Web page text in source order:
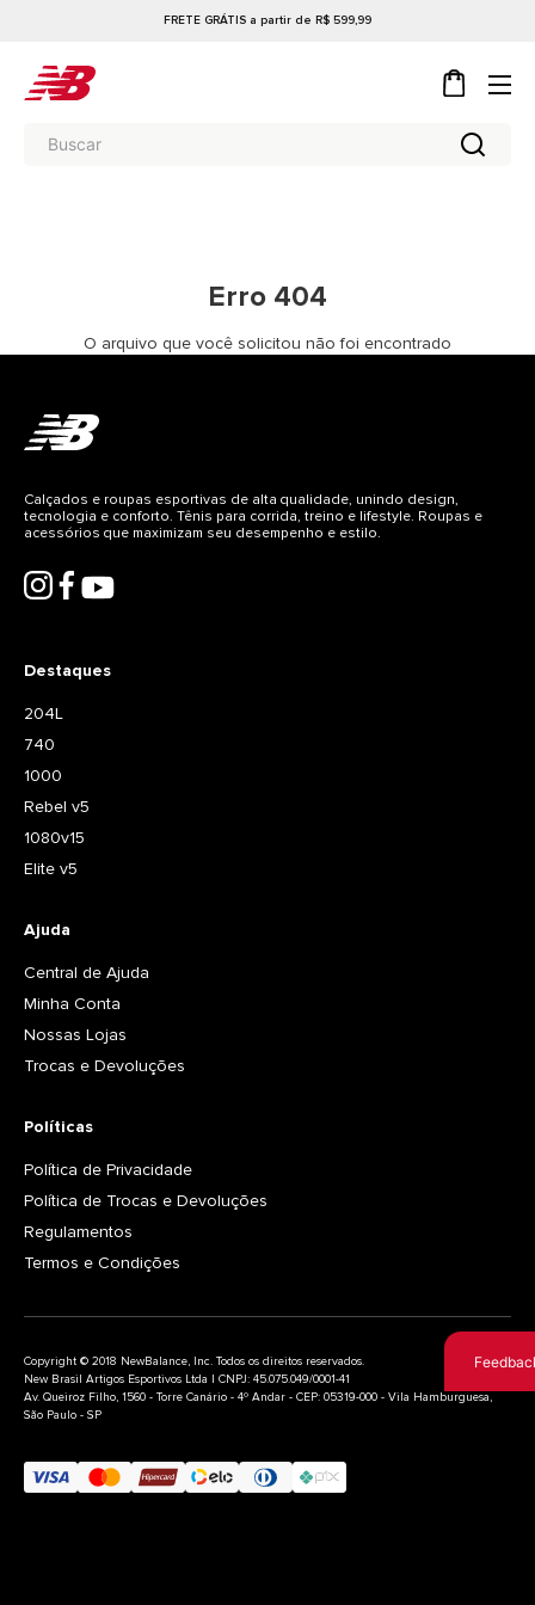
FRETE GRÁTIS a partir de R$ 599,99
Erro 404
O arquivo que você solicitou não foi encontrado
Destaques
204L
740
1000
Rebel v5
1080v15
Elite v5
Ajuda
Central de Ajuda
Minha Conta
Nossas Lojas
Trocas e Devoluções
Políticas
Política de Privacidade
Política de Trocas e Devoluções
Regulamentos
Termos e Condições
Calçados e roupas esportivas de alta qualidade, unindo design,
tecnologia e conforto. Tênis para corrida, treino e lifestyle. Roupas e
acessórios que maximizam seu desempenho e estilo.
Copyright © 2018 NewBalance, Inc. Todos os direitos reservados.
New Brasil Artigos Esportivos Ltda | CNPJ: 45.075.049/0001-41
Av. Queiroz Filho, 1560 - Torre Canário - 4º Andar - CEP: 05319-000 - Vila Hamburguesa,
São Paulo - SP